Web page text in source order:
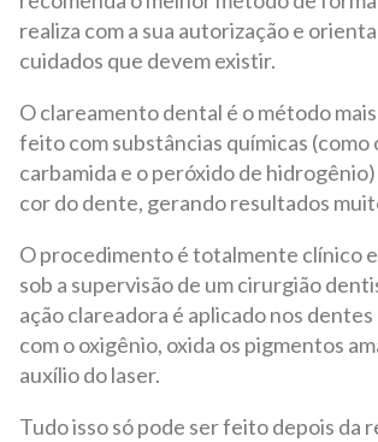
realiza com a sua autorização e
cuidados que devem existir.
O clareamento dental é o método
feito com substâncias químicas (como
carbamida e o peróxido de
cor do dente, gerando resultados
O procedimento é totalmente clínico
sob a supervisão de um cirurgião
ação clareadora é aplicado nos
com o oxigênio, oxida os pigmentos
auxílio do laser.
Tudo isso só pode ser feito depois da